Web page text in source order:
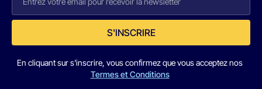
S'INSCRIRE
En cliquant sur s'inscrire, vous confirmez que vous acceptez nos
Termes et Conditions